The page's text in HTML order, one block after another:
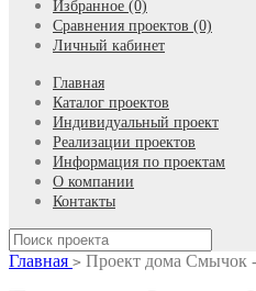
Избранное (0)
Сравнения проектов (0)
Личный кабинет
Главная
Каталог проектов
Индивидуальный проект
Реализации проектов
Информация по проектам
О компании
Контакты
Главная > Проект дома Смычок